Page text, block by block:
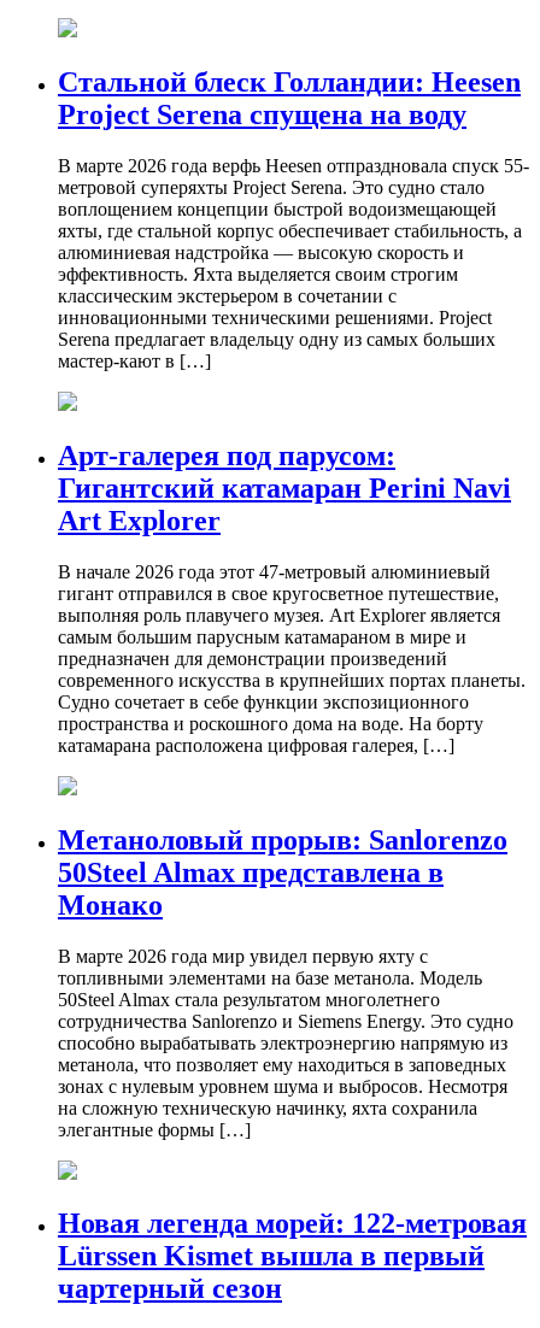
Стальной блеск Голландии: Heesen
Project Serena спущена на воду
В марте 2026 года верфь Heesen отпраздновала спуск 55-
метровой суперяхты Project Serena. Это судно стало
воплощением концепции быстрой водоизмещающей
яхты, где стальной корпус обеспечивает стабильность, а
алюминиевая надстройка — высокую скорость и
эффективность. Яхта выделяется своим строгим
классическим экстерьером в сочетании с
инновационными техническими решениями. Project
Serena предлагает владельцу одну из самых больших
мастер-кают в […]
Арт-галерея под парусом:
Гигантский катамаран Perini Navi
Art Explorer
В начале 2026 года этот 47-метровый алюминиевый
гигант отправился в свое кругосветное путешествие,
выполняя роль плавучего музея. Art Explorer является
самым большим парусным катамараном в мире и
предназначен для демонстрации произведений
современного искусства в крупнейших портах планеты.
Судно сочетает в себе функции экспозиционного
пространства и роскошного дома на воде. На борту
катамарана расположена цифровая галерея, […]
Метаноловый прорыв: Sanlorenzo
50Steel Almax представлена в
Монако
В марте 2026 года мир увидел первую яхту с
топливными элементами на базе метанола. Модель
50Steel Almax стала результатом многолетнего
сотрудничества Sanlorenzo и Siemens Energy. Это судно
способно вырабатывать электроэнергию напрямую из
метанола, что позволяет ему находиться в заповедных
зонах с нулевым уровнем шума и выбросов. Несмотря
на сложную техническую начинку, яхта сохранила
элегантные формы […]
Новая легенда морей: 122-метровая
Lürssen Kismet вышла в первый
чартерный сезон